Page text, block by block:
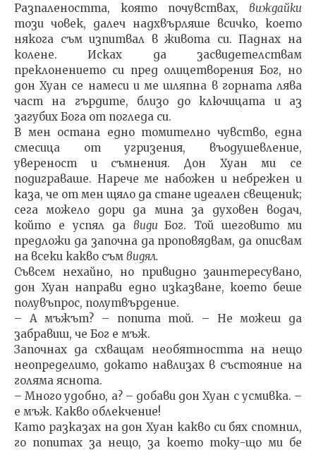
Разпалеността, която почувствах, виждайки
този чо­век, далеч надхвърляше всичко, което
някога съм изпит­вал в живота си. Паднах на
колене. Исках да засвидетел­ствам
преклонението си пред олицетворения Бог, но
дон Хуан се намеси и ме шляпна в горната лява
част на гърдите, близо до ключицата и аз
загубих Бога от погле­да си.
В мен остана едно томително чувство, една
смесица от угризения, въодушевление,
увереност и съмнения. Дон Хуан ми се
подиграваше. Нарече ме набожен и небрежен и
каза, че от мен щяло да стане идеален све­щеник;
сега можело дори да мина за духовен водач,
който е успял да видиБог. Той шеговито ми
предложи да започна да проповядвам, да описвам
на всеки какво съм видял.
Съвсем нехайно, но привидно заинтересувано,
дон Хуан направи едно изказване, което беше
полувъпрос, полутвърдение.
– А мъжът? – попита той. – Не можеш да
забравиш, че Бог е мъж.
Започнах да схващам необятността на нещо
неопределимо, докато навлизах в състояние на
голяма ясно­та.
– Много удобно, а? – добави дон Хуан с усмивка. –
е мъж. Какво облекчение!
Като разказах на дон Хуан какво си бях спом­нил,
го попитах за нещо, за което току-що ми бе